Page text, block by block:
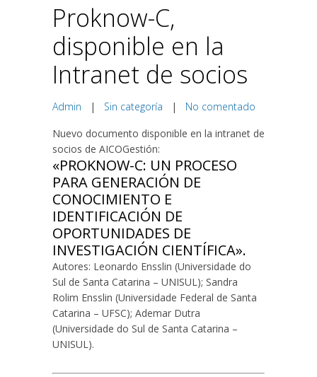
Proknow-C,
disponible en la
Intranet de socios
Admin | Sin categoría | No comentado
Nuevo documento disponible en la intranet de
socios de AICOGestión:
«PROKNOW-C: UN PROCESO
PARA GENERACIÓN DE
CONOCIMIENTO E
IDENTIFICACIÓN DE
OPORTUNIDADES DE
INVESTIGACIÓN CIENTÍFICA».
Autores: Leonardo Ensslin (Universidade do
Sul de Santa Catarina – UNISUL); Sandra
Rolim Ensslin (Universidade Federal de Santa
Catarina – UFSC); Ademar Dutra
(Universidade do Sul de Santa Catarina –
UNISUL).